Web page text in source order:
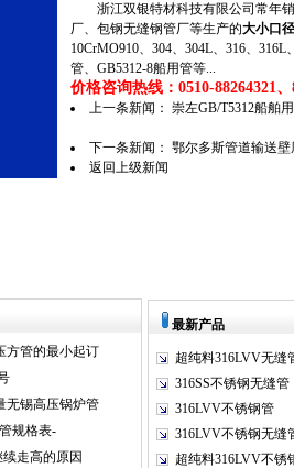
浙江双银特材科技有限公司常年销
厂、包钢无缝钢管厂等生产的大小口
10CrMO910、304、304L、316、
管、GB5312-8船用管等...
价格咨询热线：0510-88264321
上一条新闻： 崇左GB/T5312船舶
下一条新闻： 鄂尔多斯管道输送
返回上级新闻
方管的最小起订
无锡高压锅炉管
规格表-
走高的原因
最新产品
超纯料316LVV无缝
316SS不锈钢无缝管
316LVV不锈钢管
316LVV不锈钢无缝
超纯料316LVV不锈